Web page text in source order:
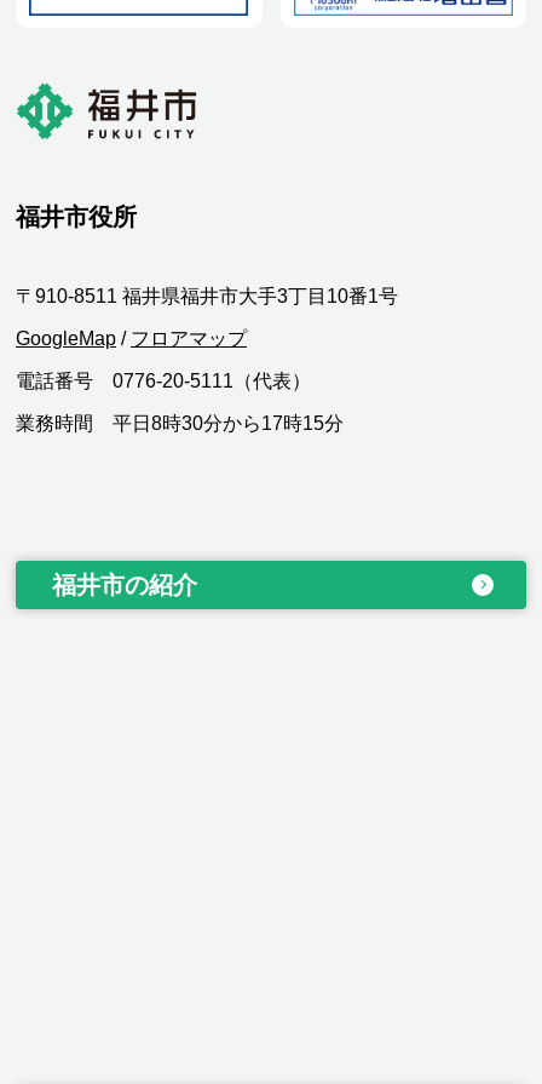
福井市役所
〒910-8511 福井県福井市大手3丁目10番1号
GoogleMap / フロアマップ
電話番号 0776-20-5111（代表）
業務時間 平日8時30分から17時15分
福井市の紹介